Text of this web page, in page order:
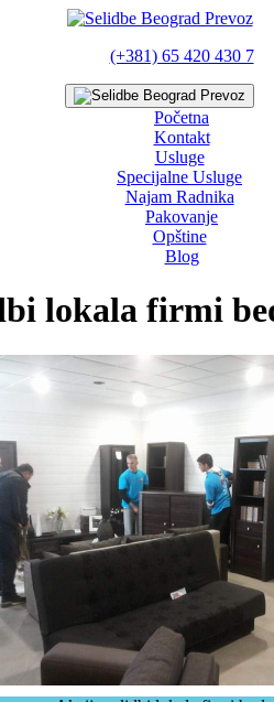
(+381) 65 420 430 7
Početna
Kontakt
Usluge
Specijalne Usluge
Najam Radnika
Pakovanje
Opštine
Blog
lokala firmi